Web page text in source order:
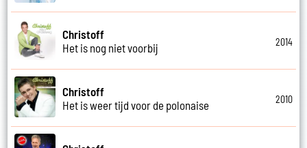
Christoff
Het is nog niet voorbij
2014
Christoff
Het is weer tijd voor de polonaise
2010